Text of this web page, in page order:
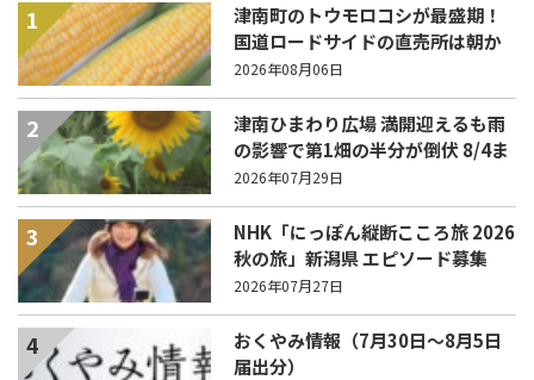
1
津南町のトウモロコシが最盛期！
国道ロードサイドの直売所は朝か
ら長い列！
2026年08月06日
2
津南ひまわり広場 満開迎えるも雨
の影響で第1畑の半分が倒伏 8/4ま
で駐車場を無料開放
2026年07月29日
3
NHK「にっぽん縦断こころ旅 2026
秋の旅」新潟県 エピソード募集
中！
2026年07月27日
4
おくやみ情報（7月30日～8月5日
届出分）